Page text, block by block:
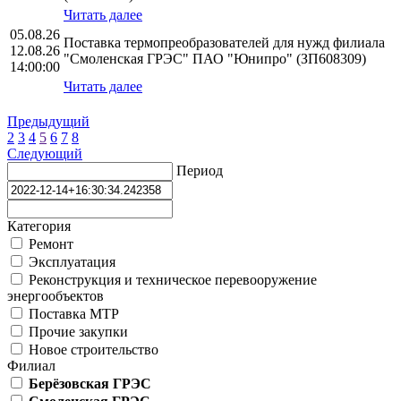
Читать далее
05.08.26
12.08.26
14:00:00
Поставка термопреобразователей для нужд филиала
"Смоленская ГРЭС" ПАО "Юнипро" (ЗП608309)
Читать далее
Предыдущий
2 3 4 5 6 7 8
Следующий
Период
Категория
Ремонт
Эксплуатация
Реконструкция и техническое перевооружение
энергообъектов
Поставка МТР
Прочие закупки
Новое строительство
Филиал
Берёзовская ГРЭС